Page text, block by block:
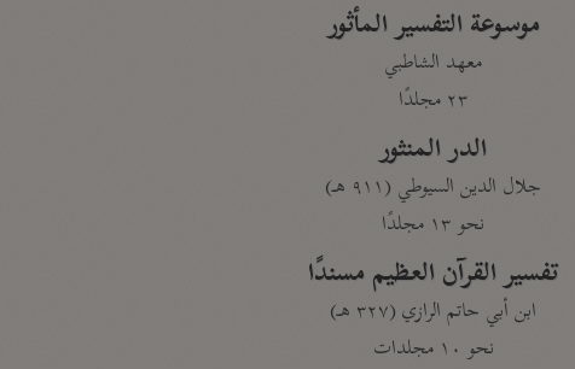
موسوعة التفسير المأثور
معهد الشاطبي
٢٣ مجلدًا
الدر المنثور
جلال الدين السيوطي (٩١١ هـ)
نحو ١٣ مجلدًا
تفسير القرآن العظيم مسندًا
ابن أبي حاتم الرازي (٣٢٧ هـ)
نحو ١٠ مجلدات